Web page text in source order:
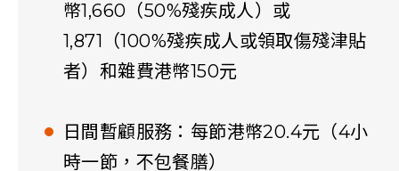
幣1,660（50%殘疾成人）或
1,871（100%殘疾成人或領取傷殘津貼
者）和雜費港幣150元
日間暫顧服務：每節港幣20.4元（4小
時一節，不包餐膳）